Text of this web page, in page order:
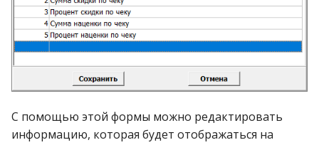
С помощью этой формы можно редактировать
информацию, которая будет отображаться на